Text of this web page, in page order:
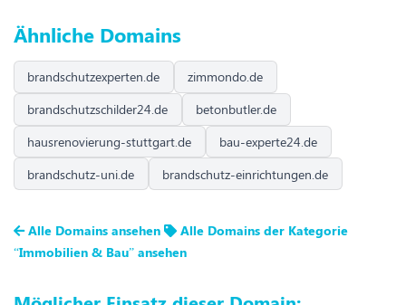
Ähnliche Domains
brandschutzexperten.de
zimmondo.de
brandschutzschilder24.de
betonbutler.de
hausrenovierung-stuttgart.de
bau-experte24.de
brandschutz-uni.de
brandschutz-einrichtungen.de
Alle Domains ansehen
Alle Domains der Kategorie
“Immobilien & Bau” ansehen